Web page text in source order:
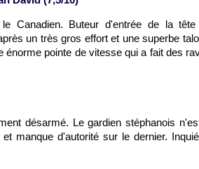
Canadien. Buteur d'entrée de la
un très gros effort et une superbe
énorme pointe de vitesse qui a fait des
désarmé. Le gardien stéphanois
manque d'autorité sur le dernier.